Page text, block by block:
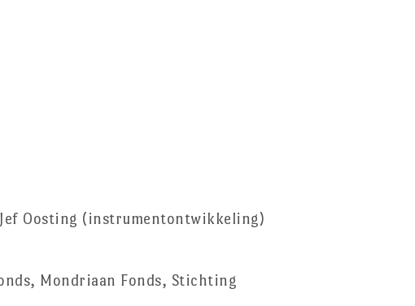
Oosting (instrumentontwikkeling)
Mondriaan Fonds, Stichting